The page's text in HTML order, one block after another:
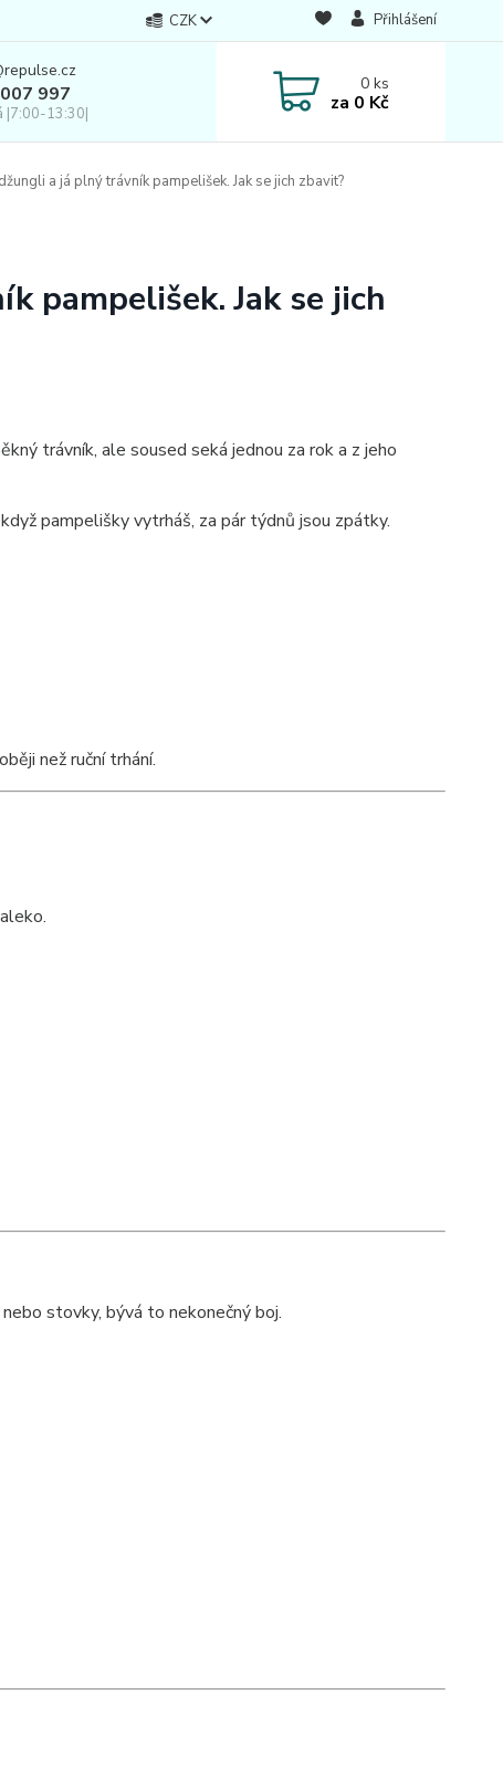
CZK Přihlášení
997
|7:00-13:30|
0ks
za 0 Kč
a já plný trávník pampelišek. Jak se jich zbavit?
pampelišek. Jak se jich
trávník, ale soused seká jednou za rok a z jeho
pampelišky vytrháš, za pár týdnů jsou zpátky.
než ruční trhání.
stovky, bývá to nekonečný boj.